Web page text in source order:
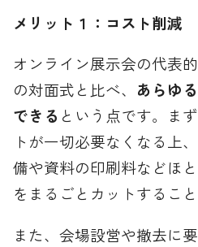
メリット１：コスト削減
オンライン展示会の代表
の対面式と比べ、 あらゆ
できる という点です。ま
トが一切必要なくなる上
備や資料の印刷料などほ
をまるごとカットすること
また、会場設営や撤去に